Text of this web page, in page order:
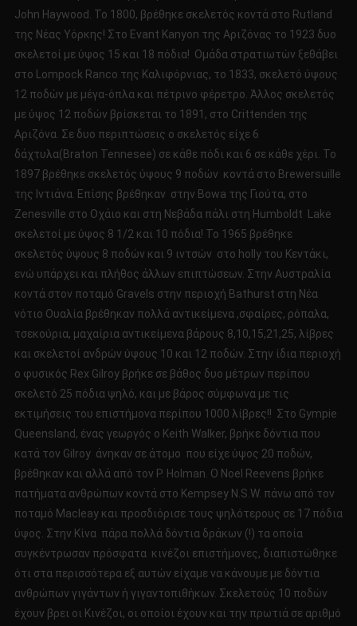
John Haywood. To 1800, βρέθηκε σκελετός κοντά στο Rutland
της Νέας Υόρκης! Στο Evant Kanyon της Αριζόνας το 1923 δυο
σκελετοί με ύψος 15 και 18 πόδια! Ομάδα στρατιωτών ξεθάβει
στο Lompock Ranco της Καλιφόρνιας, το 1833, σκελετό ύψους
12 ποδών με μέγα-όπλα και πέτρινο φέρετρο. Άλλος σκελετός
με ύψος 12 ποδών βρίσκεται το 1891, στο Crittenden της
Αριζόνα. Σε δυο περιπτώσεις ο σκελετός είχε 6
δάχτυλα(Braton Tennesee) σε κάθε πόδι και 6 σε κάθε χέρι. Το
1897 βρέθηκε σκελετός ύψους 9 ποδών κοντά στο Brewersuille
της Ιντιάνα. Επίσης βρέθηκαν στην Bowa της Γιούτα, στο
Zenesville στο Οχάιο και στη Νεβάδα πάλι στη Humboldt Lake
σκελετοί με ύψος 8 1/2 και 10 πόδια! Το 1965 βρέθηκε
σκελετός ύψους 8 ποδών και 9 ιντσών στο holly του Κεντάκι,
ενώ υπάρχει και πλήθος άλλων επιπτώσεων. Στην Αυστραλία
κοντά στον ποταμό Gravels στην περιοχή Bathurst στη Νέα
νότιο Ουαλία βρέθηκαν πολλά αντικείμενα ,σφαίρες, ρόπαλα,
τσεκούρια, μαχαίρια αντικείμενα βάρους 8,10,15,21,25, λίβρες
και σκελετοί ανδρών ύψους 10 και 12 ποδών. Στην ίδια περιοχή
ο φυσικός Rex Gilroy βρήκε σε βάθος δυο μέτρων περίπου
σκελετό 25 πόδια ψηλό, και με βάρος σύμφωνα με τις
εκτιμήσεις του επιστήμονα περίπου 1000 λίβρες!! Στο Gympie
Queensland, ένας γεωργός ο Keith Walker, βρήκε δόντια που
κατά τον Gilroy άνηκαν σε άτομο που είχε ύψος 20 ποδών,
βρέθηκαν και αλλά από τον P. Holman. O Noel Reevens βρήκε
πατήματα ανθρώπων κοντά στο Kempsey N.S.W. πάνω από τον
ποταμό Macleay και προσδιόρισε τους ψηλότερους σε 17 πόδια
ύψος. Στην Κίνα πάρα πολλά δόντια δράκων (!) τα οποία
συγκέντρωσαν πρόσφατα κινέζοι επιστήμονες, διαπιστώθηκε
ότι στα περισσότερα εξ αυτών είχαμε να κάνουμε με δόντια
ανθρώπων γιγάντων ή γιγαντοπιθήκων. Σκελετούς 10 ποδών
έχουν βρει οι Κινέζοι, οι οποίοι έχουν και την πρωτιά σε αριθμό